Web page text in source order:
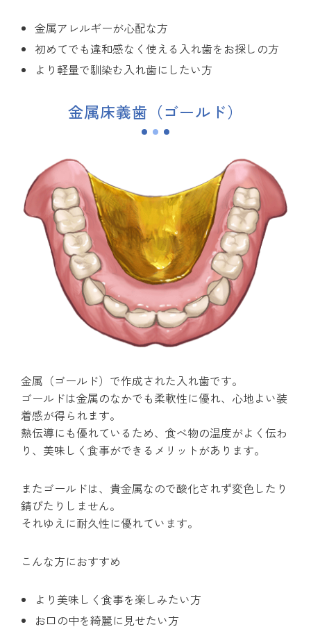
金属アレルギーが心配な方
初めてでも違和感なく使える入れ歯をお探しの方
より軽量で馴染む入れ歯にしたい方
金属床義歯（ゴールド）
金属（ゴールド）で作成された入れ歯です。
ゴールドは金属のなかでも柔軟性に優れ、心地よい装
着感が得られます。
熱伝導にも優れているため、食べ物の温度がよく伝わ
り、美味しく食事ができるメリットがあります。
またゴールドは、貴金属なので酸化されず変色したり
錆びたりしません。
それゆえに耐久性に優れています。
こんな方におすすめ
より美味しく食事を楽しみたい方
お口の中を綺麗に見せたい方